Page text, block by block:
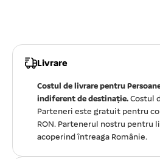
Livrare
Costul de livrare pentru
indiferent de destinație. Costul
Parteneri este gratuit pentru
RON. Partenerul nostru pentru
acoperind întreaga Românie.